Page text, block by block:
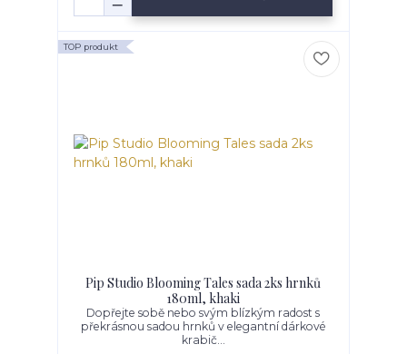
TOP produkt
Pip Studio Blooming Tales sada 2ks hrnků
180ml, khaki
Dopřejte sobě nebo svým blízkým radost s
překrásnou sadou hrnků v elegantní dárkové
krabič...